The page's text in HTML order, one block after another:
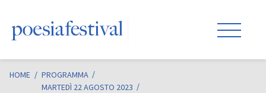
HOME / PROGRAMMA
MARTEDÌ 22 AGOSTO 2023